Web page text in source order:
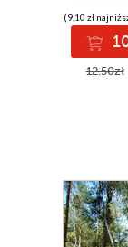
(9,10 zł
12.50zł